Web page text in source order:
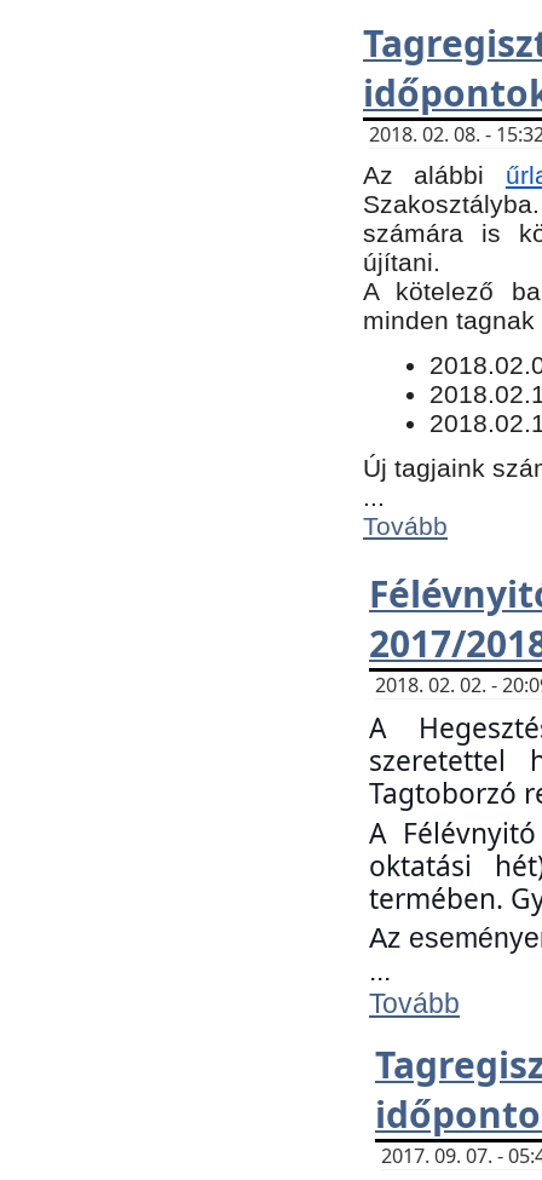
2018. 02. 08. -
Az alábbi
számára is
újítani.
​A kötelező
minden
Új tagjaink
Tovább
2017/
2018. 02. 02. -
A
szeretettel
Tagtoborzó
A
oktatási
termében.
Az
...
Tovább
2017. 09. 07. -